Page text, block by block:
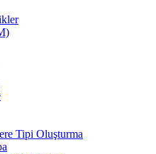
Tipi Oluşturma